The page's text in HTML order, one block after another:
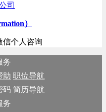
司
）
信个人咨询
务
助 职位导航
码 简历导航
务